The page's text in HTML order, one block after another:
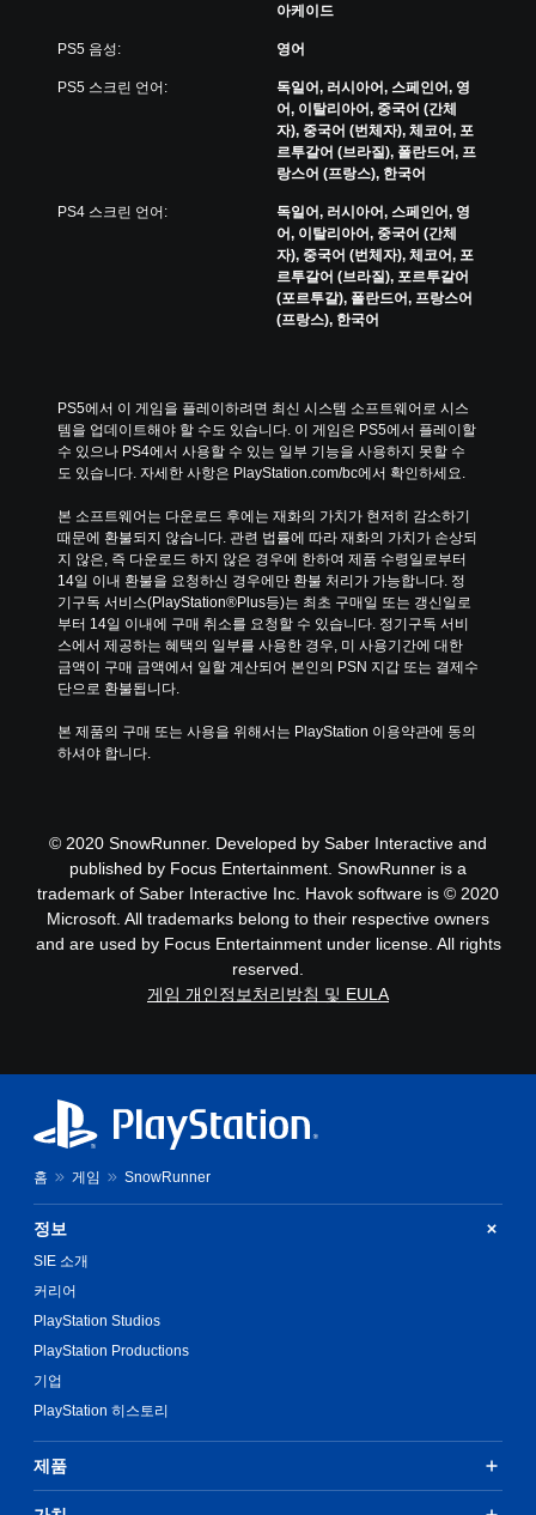
아케이드
PS5 음성: 영어
PS5 스크린 언어:
독일어, 러시아어, 스페인어, 영
어, 이탈리아어, 중국어 (간체
자), 중국어 (번체자), 체코어, 포
르투갈어 (브라질), 폴란드어, 프
랑스어 (프랑스), 한국어
PS4 스크린 언어:
독일어, 러시아어, 스페인어, 영
어, 이탈리아어, 중국어 (간체
자), 중국어 (번체자), 체코어, 포
르투갈어 (브라질), 포르투갈어
(포르투갈), 폴란드어, 프랑스어
(프랑스), 한국어
PS5에서 이 게임을 플레이하려면 최신 시스템 소프트웨어로 시스
템을 업데이트해야 할 수도 있습니다. 이 게임은 PS5에서 플레이할
수 있으나 PS4에서 사용할 수 있는 일부 기능을 사용하지 못할 수
도 있습니다. 자세한 사항은 PlayStation.com/bc에서 확인하세요.
본 소프트웨어는 다운로드 후에는 재화의 가치가 현저히 감소하기
때문에 환불되지 않습니다. 관련 법률에 따라 재화의 가치가 손상되
지 않은, 즉 다운로드 하지 않은 경우에 한하여 제품 수령일로부터
14일 이내 환불을 요청하신 경우에만 환불 처리가 가능합니다. 정
기구독 서비스(PlayStation®Plus등)는 최초 구매일 또는 갱신일로
부터 14일 이내에 구매 취소를 요청할 수 있습니다. 정기구독 서비
스에서 제공하는 혜택의 일부를 사용한 경우, 미 사용기간에 대한
금액이 구매 금액에서 일할 계산되어 본인의 PSN 지갑 또는 결제수
단으로 환불됩니다.
본 제품의 구매 또는 사용을 위해서는 PlayStation 이용약관에 동의
하셔야 합니다.
© 2020 SnowRunner. Developed by Saber Interactive and
published by Focus Entertainment. SnowRunner is a
trademark of Saber Interactive Inc. Havok software is © 2020
Microsoft. All trademarks belong to their respective owners
and are used by Focus Entertainment under license. All rights
reserved.
게임 개인정보처리방침 및 EULA
홈 게임 SnowRunner
정보
SIE 소개
커리어
PlayStation Studios
PlayStation Productions
기업
PlayStation 히스토리
제품